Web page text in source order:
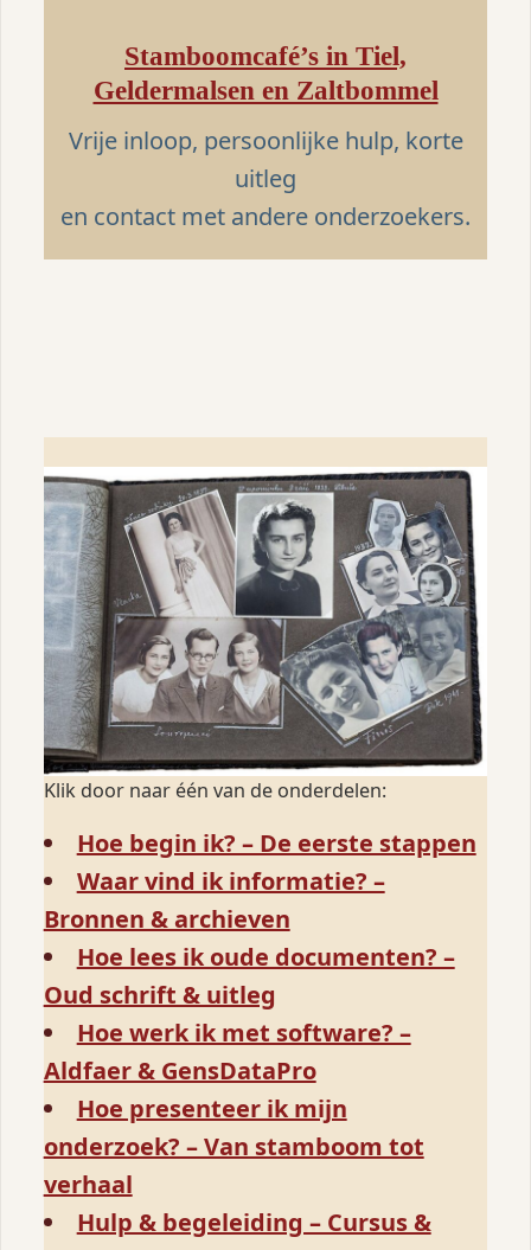
Stamboomcafé’s in Tiel,
Geldermalsen en Zaltbommel
Vrije inloop, persoonlijke hulp, korte
uitleg
en contact met andere onderzoekers.
Klik door naar één van de onderdelen:
Hoe begin ik? – De eerste stappen
Waar vind ik informatie? –
Bronnen & archieven
Hoe lees ik oude documenten? –
Oud schrift & uitleg
Hoe werk ik met software? –
Aldfaer & GensDataPro
Hoe presenteer ik mijn
onderzoek? – Van stamboom tot
verhaal
Hulp & begeleiding – Cursus &